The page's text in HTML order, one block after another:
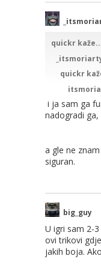
hehe
PS. jesi
exploring.
quickr
quickr
zavrsio
do kraja
dao bih
Već?
Ja tjedan
hehe
i ja sam ga
nadogradi
a gle ne
siguran.
big_guy
U igri sam 2-
ovi trikovi
jakih boja.